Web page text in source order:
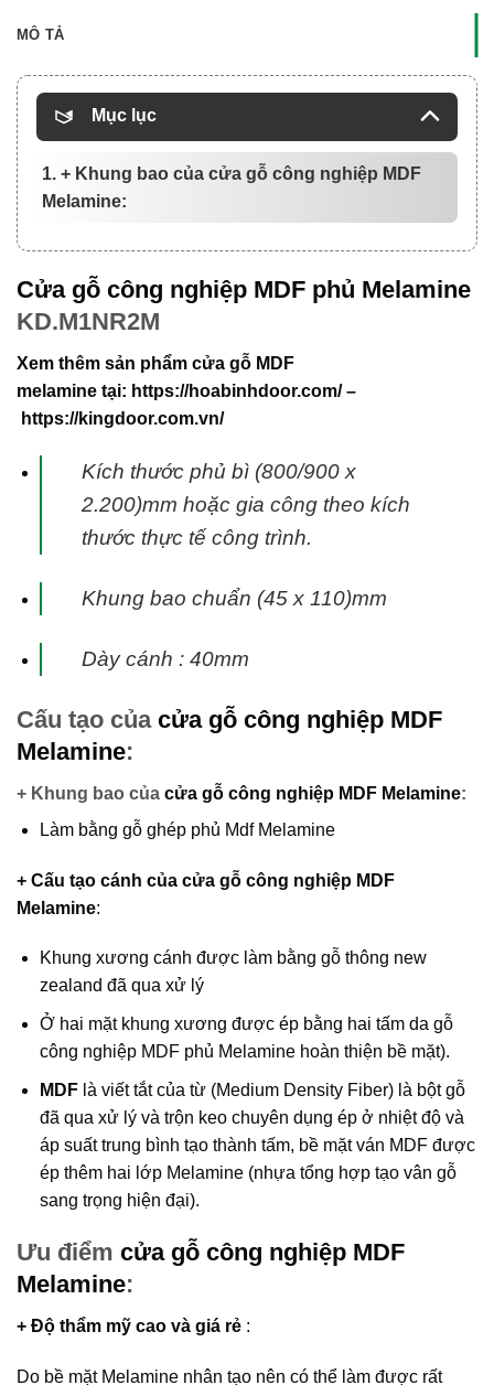
MÔ TẢ
Mục lục
1. + Khung bao của cửa gỗ công nghiệp MDF
Melamine:
Cửa gỗ công nghiệp MDF phủ Melamine
KD.M1NR2M
Xem thêm sản phẩm cửa gỗ MDF
melamine tại: https://hoabinhdoor.com/–
https://kingdoor.com.vn/
Kích thước phủ bì (800/900 x
2.200)mm hoặc gia công theo kích
thước thực tế công trình.
Khung bao chuẩn (45 x 110)mm
Dày cánh : 40mm
Cấu tạo của cửa gỗ công nghiệp MDF
Melamine:
+ Khung bao của cửa gỗ công nghiệp MDF Melamine:
Làm bằng gỗ ghép phủ Mdf Melamine
+ Cấu tạo cánh của cửa gỗ công nghiệp MDF
Melamine:
Khung xương cánh được làm bằng gỗ thông new
zealand đã qua xử lý
Ở hai mặt khung xương được ép bằng hai tấm da gỗ
công nghiệp MDF phủ Melamine hoàn thiện bề mặt).
MDFlà viết tắt của từ (Medium Density Fiber) là bột gỗ
đã qua xử lý và trộn keo chuyên dụng ép ở nhiệt độ và
áp suất trung bình tạo thành tấm, bề mặt ván MDF được
ép thêm hai lớp Melamine (nhựa tổng hợp tạo vân gỗ
sang trọng hiện đại).
Ưu điểm cửa gỗ công nghiệp MDF
Melamine:
+ Độ thẩm mỹ cao và giá rẻ :
Do bề mặt Melamine nhân tạo nên có thể làm được rất